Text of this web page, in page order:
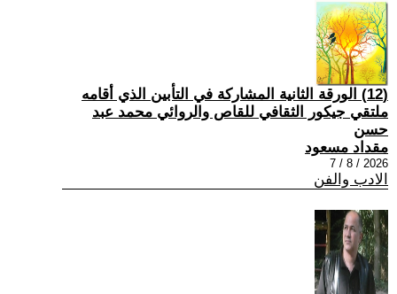
(12) الورقة الثانية المشاركة في التأبين الذي أقامه
ملتقي جيكور الثقافي للقاص والروائي محمد عبد
حسن
مقداد مسعود
2026 / 8 / 7
الادب والفن